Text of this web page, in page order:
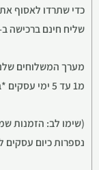
כדי שתרדו לאסוף
שליח חינם ברכישה ב-250 ש"ח
מערך המשלוחים
מ1 עד 5 ימי עסקים *ברוב חלקי הארץ
נספרות כיום עסקים